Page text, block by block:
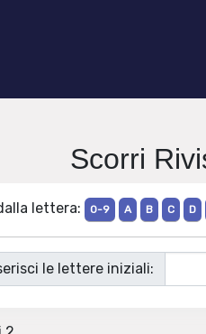
Scorri
lettera: 0-9 A B C D
le lettere iniziali: